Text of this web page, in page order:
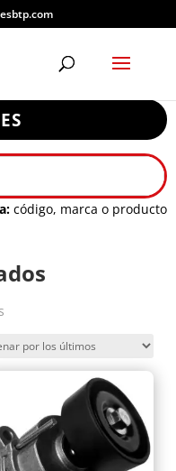
código, marca o producto
los
últimos